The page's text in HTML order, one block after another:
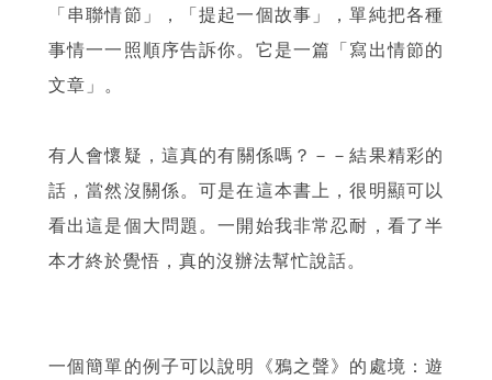
「串聯情節」，「提起一個故事」，單純把各種
事情一一照順序告訴你。它是一篇「寫出情節的
文章」。
有人會懷疑，這真的有關係嗎？－－結果精彩的
話，當然沒關係。可是在這本書上，很明顯可以
看出這是個大問題。一開始我非常忍耐，看了半
本才終於覺悟，真的沒辦法幫忙說話。
一個簡單的例子可以說明《鴉之聲》的處境：遊